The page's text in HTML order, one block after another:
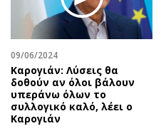
Αθλητισμός
Κύπρος
Διεθνή
Κληρώσεις Allwyn
Οικονομική
Οικονομία
09/06/2024
Καρογιάν: Λύσεις θα
δοθούν αν όλοι βάλουν
υπεράνω όλων το
συλλογικό καλό, λέει ο
Καρογιάν